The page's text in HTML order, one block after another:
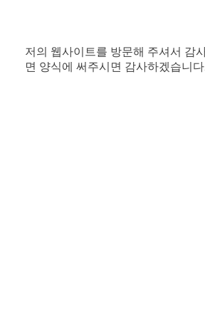
저의 웹사이트를 방문해 주셔서 감
면 양식에 써주시면 감사하겠습니다.